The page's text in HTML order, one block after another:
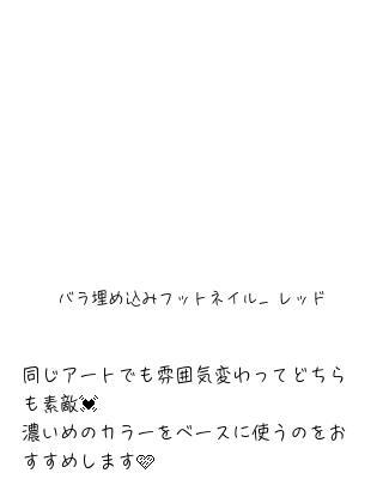
バラ埋め込みフットネイル_ レッド
同じアートでも雰囲気変わってどちら
も素敵💓
濃いめのカラーをベースに使うのをお
すすめします🩷